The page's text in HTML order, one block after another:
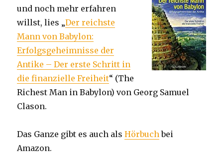
und noch mehr erfahren
willst, lies „Der reichste
Mann von Babylon:
Erfolgsgeheimnisse der
Antike – Der erste Schritt in
die finanzielle Freiheit“ (The
Richest Man in Babylon) von Georg Samuel
Clason.
Das Ganze gibt es auch alsHörbuch bei
Amazon.